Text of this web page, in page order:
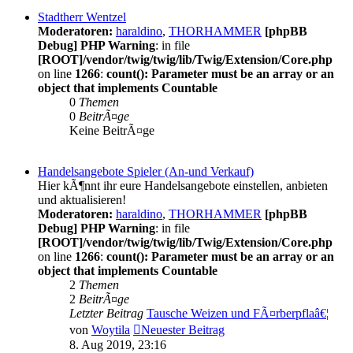
Stadtherr Wentzel
Moderatoren: haraldino, THORHAMMER [phpBB
Debug] PHP Warning: in file
[ROOT]/vendor/twig/twig/lib/Twig/Extension/Core.php
on line 1266: count(): Parameter must be an array or an
object that implements Countable
0 Themen
0 BeitrÃ¤ge
Keine BeitrÃ¤ge
Handelsangebote Spieler (An-und Verkauf)
Hier kÃ¶nnt ihr eure Handelsangebote einstellen, anbieten
und aktualisieren!
Moderatoren: haraldino, THORHAMMER [phpBB
Debug] PHP Warning: in file
[ROOT]/vendor/twig/twig/lib/Twig/Extension/Core.php
on line 1266: count(): Parameter must be an array or an
object that implements Countable
2 Themen
2 BeitrÃ¤ge
Letzter Beitrag Tausche Weizen und FÃ¤rberpflaâ€¦
von Woytila
Neuester Beitrag
8. Aug 2019, 23:16